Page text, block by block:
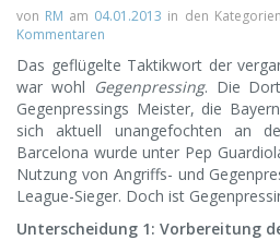
von RM am 04.01.2013 in den Kategorien
Kommentaren
Das geflügelte Taktikwort der
war wohl Gegenpressing. Die
Gegenpressings Meister, die
sich aktuell unangefochten an
Barcelona wurde unter Pep
Nutzung von Angriffs- und
League-Sieger. Doch ist
Unterscheidung 1: Vorbereitung